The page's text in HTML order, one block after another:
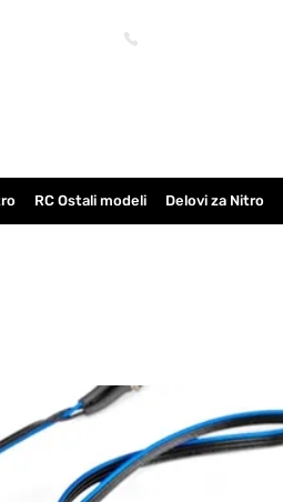
RC Ostali modeli Delovi za Nitro